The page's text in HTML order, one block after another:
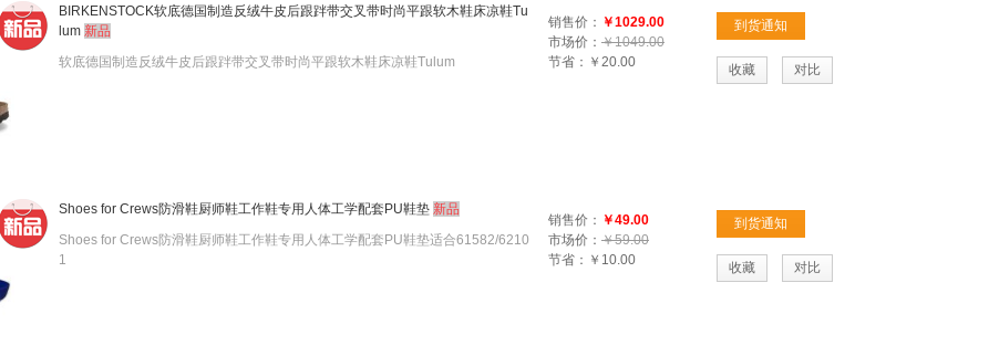
到货通知
收藏 对比
销售价： ￥1029.00
市场价： ￥1049.00
节省： ￥20.00
BIRKENSTOCK软底德国制造反绒牛皮后跟跘带交叉带时尚平跟软木鞋床凉鞋Tu
lum 新品
软底德国制造反绒牛皮后跟跘带交叉带时尚平跟软木鞋床凉鞋Tulum
到货通知
收藏 对比
销售价： ￥49.00
市场价： ￥59.00
节省： ￥10.00
Shoes for Crews防滑鞋厨师鞋工作鞋专用人体工学配套PU鞋垫 新品
Shoes for Crews防滑鞋厨师鞋工作鞋专用人体工学配套PU鞋垫适合61582/6210
1